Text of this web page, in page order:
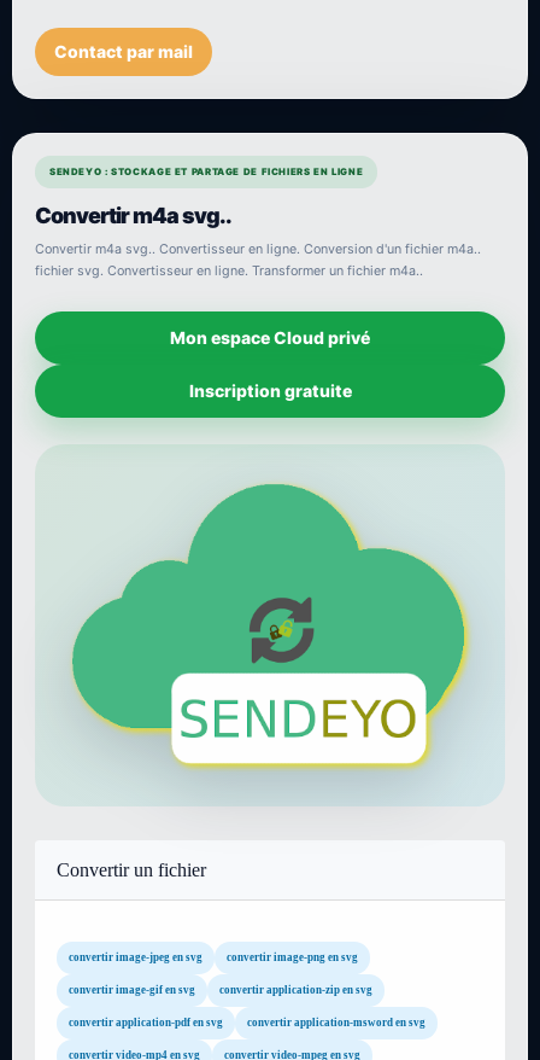
Contact par mail
SENDEYO : STOCKAGE ET PARTAGE DE FICHIERS EN LIGNE
Convertir m4a svg..
Convertir m4a svg.. Convertisseur en ligne. Conversion d'un fichier m4a..
fichier svg. Convertisseur en ligne. Transformer un fichier m4a..
Mon espace Cloud privé
Inscription gratuite
Convertir un fichier
convertir image-jpeg en svg convertir image-png en svg
convertir image-gif en svg convertir application-zip en svg
convertir application-pdf en svg convertir application-msword en svg
convertir video-mp4 en svg convertir video-mpeg en svg